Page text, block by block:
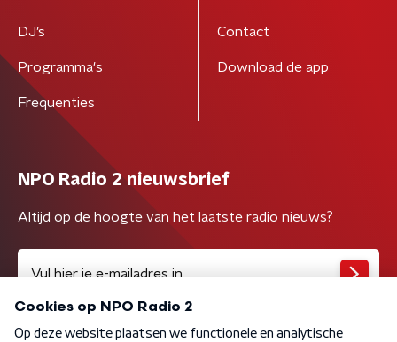
DJ’s
Programma's
Frequenties
Contact
Download de app
NPO Radio 2 nieuwsbrief
Altijd op de hoogte van het laatste radio nieuws?